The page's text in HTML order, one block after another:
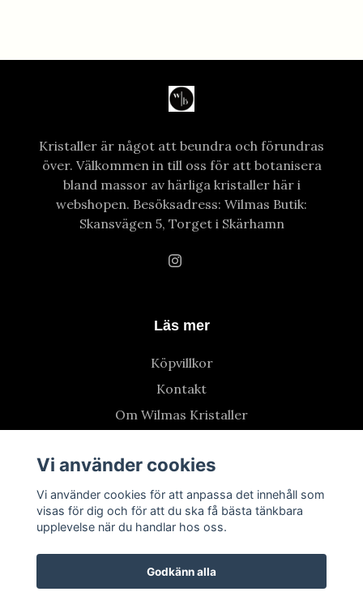
Kristaller är något att beundra och förundras
över. Välkommen in till oss för att botanisera
bland massor av härliga kristaller här i
webshopen. Besöksadress: Wilmas Butik:
Skansvägen 5, Torget i Skärhamn
Läs mer
Köpvillkor
Kontakt
Om Wilmas Kristaller
Vi använder cookies
Vi använder cookies för att anpassa det innehåll som
visas för dig och för att du ska få bästa tänkbara
upplevelse när du handlar hos oss.
Godkänn alla